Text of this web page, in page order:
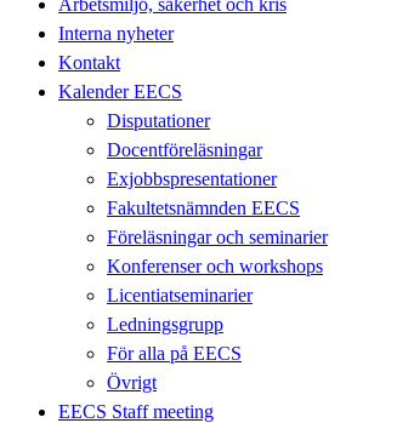
Interna nyheter
Kontakt
Kalender EECS
Disputationer
Docentföreläsningar
Exjobbspresentationer
Fakultetsnämnden EECS
Föreläsningar och seminarier
Konferenser och workshops
Licentiatseminarier
Ledningsgrupp
För alla på EECS
Övrigt
EECS Staff meeting